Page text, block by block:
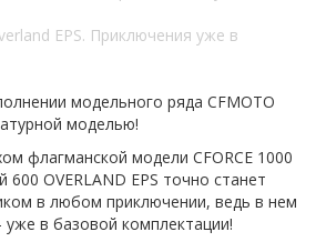
EPS. Приключения уже в
модельного ряда CFMOTO
моделью!
флагманской модели CFORCE 1000
600 OVERLAND EPS точно станет
в любом приключении, ведь в нем
в базовой комплектации!